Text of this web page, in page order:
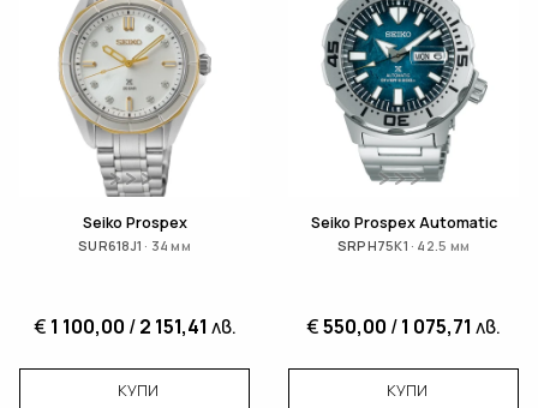
Seiko Prospex
SUR618J1 · 34 мм
€ 1 100,00 /2 151,41 лв.
КУПИ
Seiko Prospex Automatic
SRPH75K1 · 42.5 мм
€550,00 /1 075,71 лв.
КУПИ